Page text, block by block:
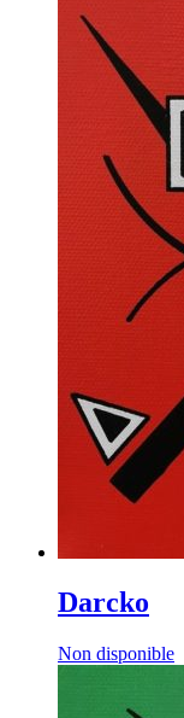
Darcko
Non disponible